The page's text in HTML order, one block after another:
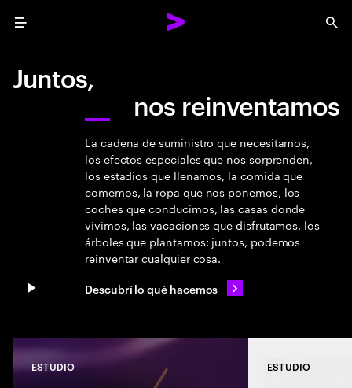
Menu
Juntos,
nos reinventamos
Pause video
La cadena de suministro que necesitamos,
los efectos especiales que nos sorprenden,
los estadios que llenamos, la comida que
comemos, la ropa que nos ponemos, los
coches que conducimos, las casas donde
vivimos, las vacaciones que disfrutamos, los
árboles que plantamos: juntos, podemos
reinventar cualquier cosa.
Descubrí lo qué hacemos
ESTUDIO ESTUDIO